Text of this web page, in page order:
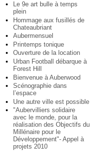
Le 9e art bulle à temps
plein
Hommage aux fusillés de
Chateaubriant
Aubermensuel
Printemps tonique
Ouverture de la location
Urban Football débarque à
Forest Hill
Bienvenue à Auberwood
Scénographie dans
l’espace
Une autre ville est possible
"Aubervilliers solidaire
avec le monde, pour la
réalisation des Objectifs du
Millénaire pour le
Développement"- Appel à
projets 2010